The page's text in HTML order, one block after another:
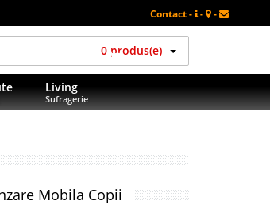
Contact - - -
0 produs(e)
Living
Sufragerie
Mobila Copii